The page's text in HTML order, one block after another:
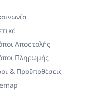
Αποστολής
Πληρωμής
& Προϋποθέσεις